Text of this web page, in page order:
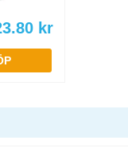
kr